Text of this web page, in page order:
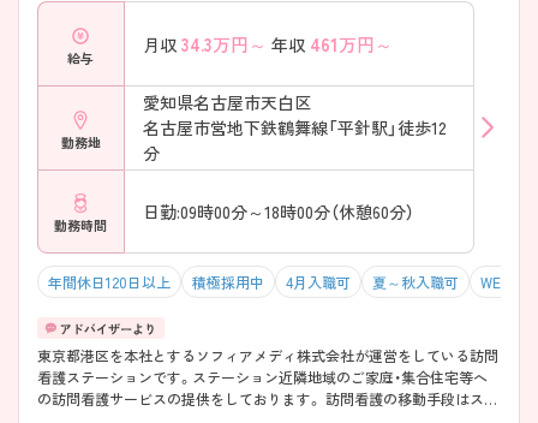
給与
月収 34.3万円～ 年収 461万円～
勤務地
愛知県名古屋市天白区
名古屋市営地下鉄鶴舞線「平針駅」徒歩12
分
勤務時間
日勤:09時00分～18時00分（休憩60分）
年間休日120日以上 積極採用中 4月入職可 夏～秋入職可 WEB面
東京都港区を本社とするソフィアメディ株式会社が運営をしている訪問
看護ステーションです。ステーション近隣地域のご家庭・集合住宅等へ
の訪問看護サービスの提供をしております。 訪問看護の移動手段はスマ